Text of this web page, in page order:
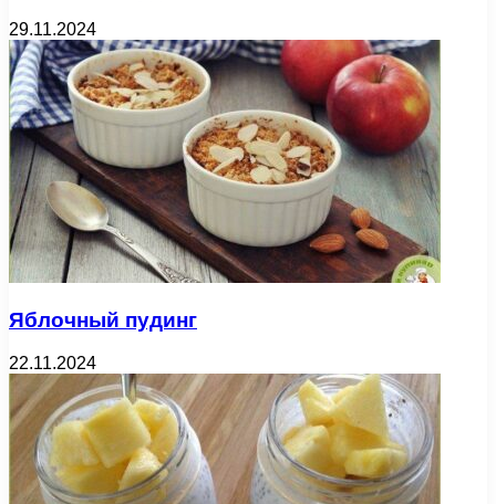
29.11.2024
Яблочный пудинг
22.11.2024